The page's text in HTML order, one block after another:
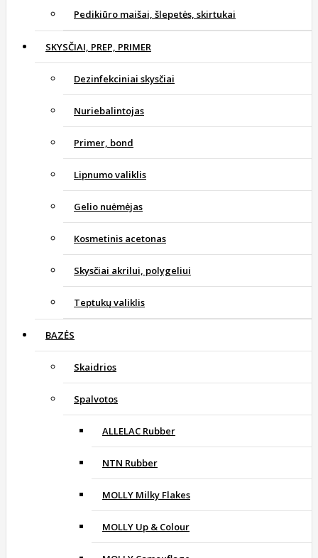
Pedikiūro maišai, šlepetės, skirtukai
SKYSČIAI, PREP, PRIMER
Dezinfekciniai skysčiai
Nuriebalintojas
Primer, bond
Lipnumo valiklis
Gelio nuėmėjas
Kosmetinis acetonas
Skysčiai akrilui, polygeliui
Teptukų valiklis
BAZĖS
Skaidrios
Spalvotos
ALLELAC Rubber
NTN Rubber
MOLLY Milky Flakes
MOLLY Up & Colour